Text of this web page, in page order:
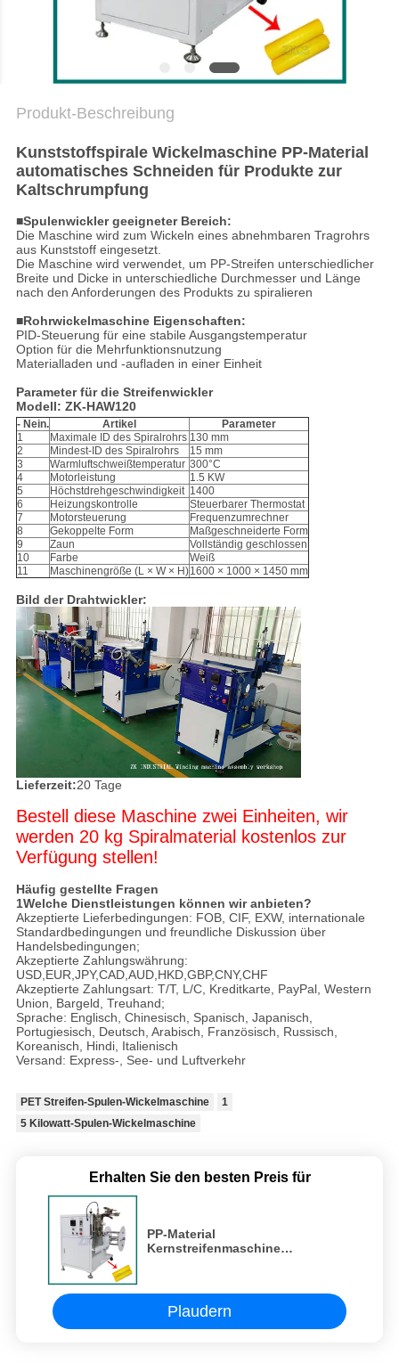
Produkt-Beschreibung
Kunststoffspirale Wickelmaschine PP-Material
automatisches Schneiden für Produkte zur
Kaltschrumpfung
■Spulenwickler geeigneter Bereich:
Die Maschine wird zum Wickeln eines abnehmbaren Tragrohrs
aus Kunststoff eingesetzt.
Die Maschine wird verwendet, um PP-Streifen unterschiedlicher
Breite und Dicke in unterschiedliche Durchmesser und Länge
nach den Anforderungen des Produkts zu spiralieren
■Rohrwickelmaschine Eigenschaften:
PID-Steuerung für eine stabile Ausgangstemperatur
Option für die Mehrfunktionsnutzung
Materialladen und -aufladen in einer Einheit
Parameter für die Streifenwickler
Modell: ZK-HAW120
- Nein. Artikel
Parameter
1
Maximale ID des Spiralrohrs 130 mm
2
Mindest-ID des Spiralrohrs
15 mm
3
Warmluftschweißtemperatur 300°C
4
Motorleistung
1.5 KW
5
Höchstdrehgeschwindigkeit 1400
6
Heizungskontrolle
Steuerbarer Thermostat
7
Motorsteuerung
Frequenzumrechner
8
Gekoppelte Form
Maßgeschneiderte Form
9
Zaun
Vollständig geschlossen
10
Farbe
Weiß
11
Maschinengröße (L × W × H)1600 × 1000 × 1450 mm
Bild der Drahtwickler:
Lieferzeit:20 Tage
Bestell diese Maschine zwei Einheiten, wir
werden 20 kg Spiralmaterial kostenlos zur
Verfügung stellen!
Häufig gestellte Fragen
1Welche Dienstleistungen können wir anbieten?
Akzeptierte Lieferbedingungen: FOB, CIF, EXW, internationale
Standardbedingungen und freundliche Diskussion über
Handelsbedingungen;
Akzeptierte Zahlungswährung:
USD,EUR,JPY,CAD,AUD,HKD,GBP,CNY,CHF
Akzeptierte Zahlungsart: T/T, L/C, Kreditkarte, PayPal, Western
Union, Bargeld, Treuhand;
Sprache: Englisch, Chinesisch, Spanisch, Japanisch,
Portugiesisch, Deutsch, Arabisch, Französisch, Russisch,
Koreanisch, Hindi, Italienisch
Versand: Express-, See- und Luftverkehr
PET Streifen-Spulen-Wickelmaschine
1
5 Kilowatt-Spulen-Wickelmaschine
Erhalten Sie den besten Preis für
PP-Material
Kernstreifenmaschine
Plaudern